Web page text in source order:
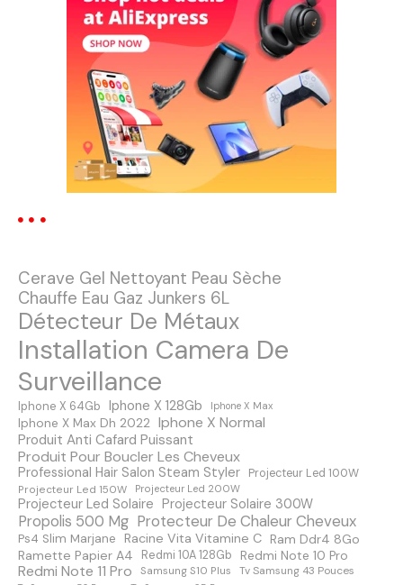
o
d
e
s
m
e
s
s
a
Cerave Gel Nettoyant Peau Sèche
Chauffe Eau Gaz Junkers 6L
Détecteur De Métaux
Installation Camera De
Surveillance
Iphone X 64Gb Iphone X 128Gb Iphone X Max
Iphone X Max Dh 2022 Iphone X Normal
Produit Anti Cafard Puissant
Produit Pour Boucler Les Cheveux
Professional Hair Salon Steam Styler
Projecteur Led 100W
Projecteur Led 150W
Projecteur Led 200W
Projecteur Led Solaire Projecteur Solaire 300W
Propolis 500 Mg Protecteur De Chaleur Cheveux
Ps4 Slim Marjane Racine Vita Vitamine C Ram Ddr4 8Go
Ramette Papier A4
Redmi 10A 128Gb Redmi Note 10 Pro
Redmi Note 11 Pro Samsung S10 Plus Tv Samsung 43 Pouces